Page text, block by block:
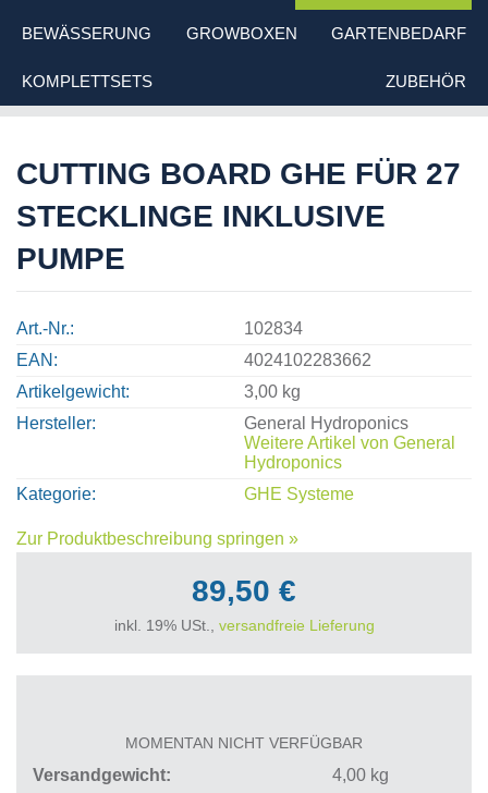
BEWÄSSERUNG GROWBOXEN GARTENBEDARF
KOMPLETTSETS ZUBEHÖR
CUTTING BOARD GHE FÜR 27
STECKLINGE INKLUSIVE
PUMPE
Art.-Nr.
102834
EAN
4024102283662
Artikelgewicht
3,00 kg
Hersteller
General Hydroponics
Weitere Artikel von General
Hydroponics
Kategorie
GHE Systeme
Zur Produktbeschreibung springen »
89,50 €
inkl. 19% USt., versandfreie Lieferung
MOMENTAN NICHT VERFÜGBAR
Versandgewicht 4,00 kg